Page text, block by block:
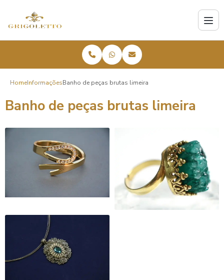
HomeInformaçõesBanho de peças brutas limeira
Banho de peças brutas limeira